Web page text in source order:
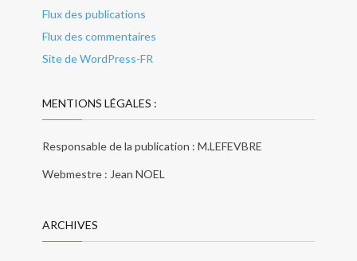
Flux des publications
Flux des commentaires
Site de WordPress-FR
MENTIONS LÉGALES :
Responsable de la publication : M.LEFEVBRE
Webmestre : Jean NOEL
ARCHIVES